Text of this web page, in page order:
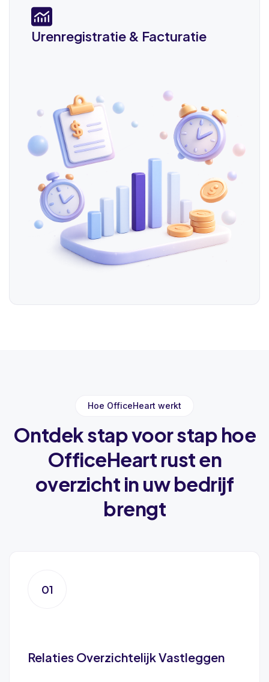
Urenregistratie & Facturatie
Hoe OfficeHeart werkt
Ontdek stap voor stap hoe
OfficeHeart rust en
overzicht in uw bedrijf
brengt
01
Relaties Overzichtelijk Vastleggen